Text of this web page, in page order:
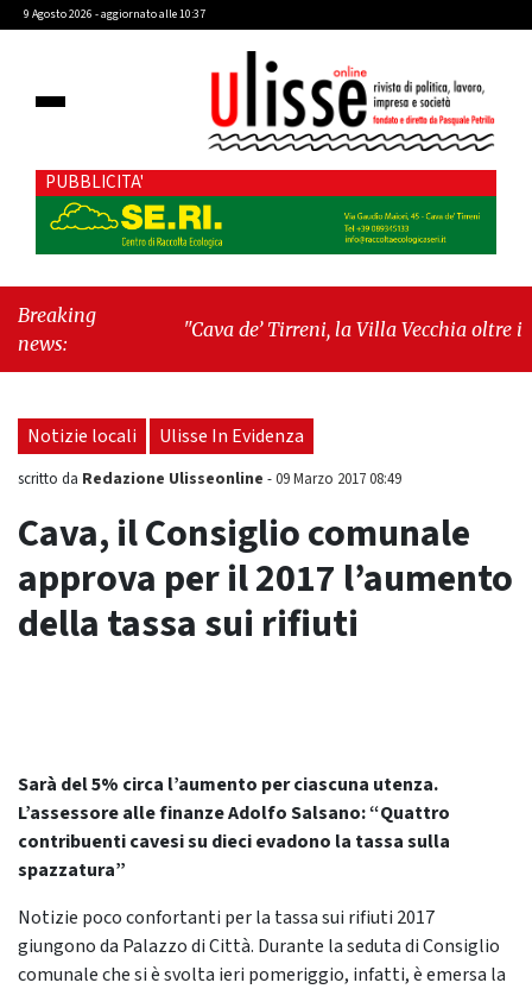
9 Agosto 2026 - aggiornato alle 10:37
PUBBLICITA'
Breaking
news:
"Cava de’ Tirreni, la Villa Vecchia oltre i
seduta consiliare: “Serve chiarezza!”"
Notizie locali Ulisse In Evidenza
scritto da Redazione Ulisseonline -09 Marzo 2017 08:49
Cava, il Consiglio comunale
approva per il 2017 l’aumento
della tassa sui rifiuti
Sarà del 5% circa l’aumento per ciascuna utenza.
L’assessore alle finanze Adolfo Salsano: “Quattro
contribuenti cavesi su dieci evadono la tassa sulla
spazzatura”
Notizie poco confortanti per la tassa sui rifiuti 2017
giungono da Palazzo di Città. Durante la seduta di Consiglio
comunale che si è svolta ieri pomeriggio, infatti, è emersa la